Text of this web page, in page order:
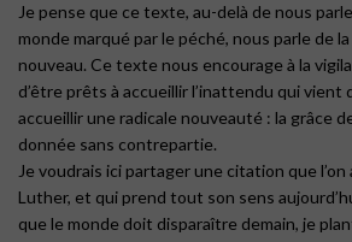
Je pense que ce texte, au-delà de nous
monde marqué par le péché, nous parle de
nouveau. Ce texte nous encourage à la
d’être prêts à accueillir l’inattendu qui vient
accueillir une radicale nouveauté : la grâce
donnée sans contrepartie.
Je voudrais ici partager une citation que
Luther, et qui prend tout son sens
que le monde doit disparaître demain, je